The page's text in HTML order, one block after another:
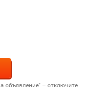
объявление" – отключите